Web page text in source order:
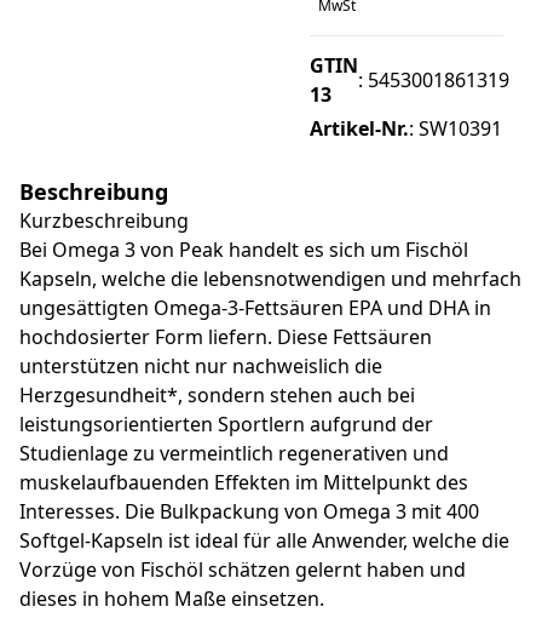
MwSt
GTIN
13
: 5453001861319
Artikel-Nr.: SW10391
Beschreibung
Kurzbeschreibung
Bei Omega 3 von Peak handelt es sich um Fischöl
Kapseln, welche die lebensnotwendigen und mehrfach
ungesättigten Omega-3-Fettsäuren EPA und DHA in
hochdosierter Form liefern. Diese Fettsäuren
unterstützen nicht nur nachweislich die
Herzgesundheit*, sondern stehen auch bei
leistungsorientierten Sportlern aufgrund der
Studienlage zu vermeintlich regenerativen und
muskelaufbauenden Effekten im Mittelpunkt des
Interesses. Die Bulkpackung von Omega 3 mit 400
Softgel-Kapseln ist ideal für alle Anwender, welche die
Vorzüge von Fischöl schätzen gelernt haben und
dieses in hohem Maße einsetzen.